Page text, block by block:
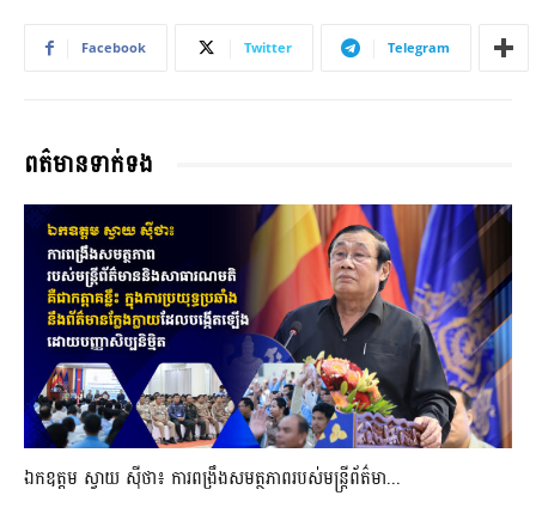
Facebook Twitter Telegram
ពត៌មានទាក់ទង
ឯកឧត្តម ស្វាយ ស៊ីថា៖ ការពង្រឹងសមត្ថភាពរបស់មន្ត្រីព័ត៌មា...